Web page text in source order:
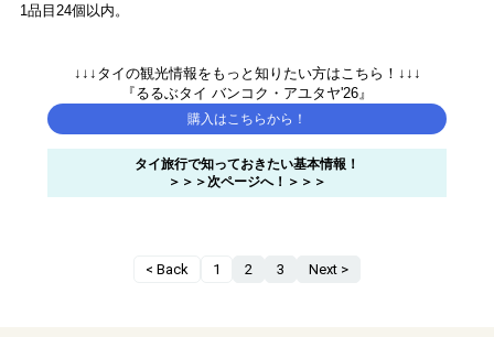
1品目24個以内。
↓↓↓タイの観光情報をもっと知りたい方はこちら！↓↓↓
『るるぶタイ バンコク・アユタヤ'26』
購入はこちらから！
タイ旅行で知っておきたい基本情報！
＞＞＞次ページへ！＞＞＞
< Back 1 2 3 Next >